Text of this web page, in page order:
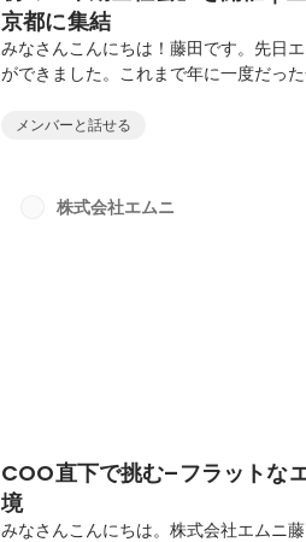
京都に集結
みなさんこんにちは！藤田です。先日
ができました。これまで年に一度だっ
から57名ものメンバーが集結！今回は
プ」としてのルーツに立ち返り、創業
メンバーと話せる
株式会社エムニ
COO直下で挑む–フラットな
境
みなさんこんにちは。株式会社エムニ